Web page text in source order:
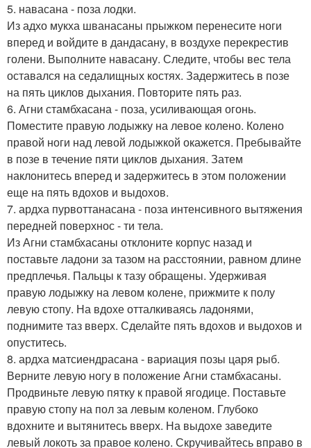
5. навасана - поза лодки.
Из адхо мукха шванасаны прыжком перенесите ноги
вперед и войдите в дандасану, в воздухе перекрестив
голени. Выполните навасану. Следите, чтобы вес тела
оставался на седалищных костях. Задержитесь в позе
на пять циклов дыхания. Повторите пять раз.
6. Агни стамбхасана - поза, усиливающая огонь.
Поместите правую лодыжку на левое колено. Колено
правой ноги над левой лодыжкой окажется. Пребывайте
в позе в течение пяти циклов дыхания. Затем
наклонитесь вперед и задержитесь в этом положении
еще на пять вдохов и выдохов.
7. ардха пурвоттанасана - поза интенсивного вытяжения
передней поверхнос - ти тела.
Из Агни стамбхасаны отклоните корпус назад и
поставьте ладони за тазом на расстоянии, равном длине
предплечья. Пальцы к тазу обращены. Удерживая
правую лодыжку на левом колене, прижмите к полу
левую стопу. На вдохе отталкиваясь ладонями,
поднимите таз вверх. Сделайте пять вдохов и выдохов и
опуститесь.
8. ардха матсиендрасана - вариация позы царя рыб.
Верните левую ногу в положение Агни стамбхасаны.
Продвиньте левую пятку к правой ягодице. Поставьте
правую стопу на пол за левым коленом. Глубоко
вдохните и вытянитесь вверх. На выдохе заведите
левый локоть за правое колено. Скручивайтесь вправо в